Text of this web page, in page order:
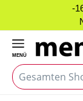
-
MENÜ